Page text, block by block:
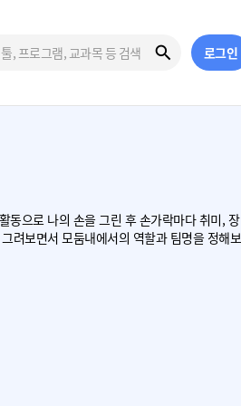
로그인
동으로 나의 손을 그린 후 손가락마다 취미, 장
려보면서 모둠내에서의 역할과 팀명을 정해보